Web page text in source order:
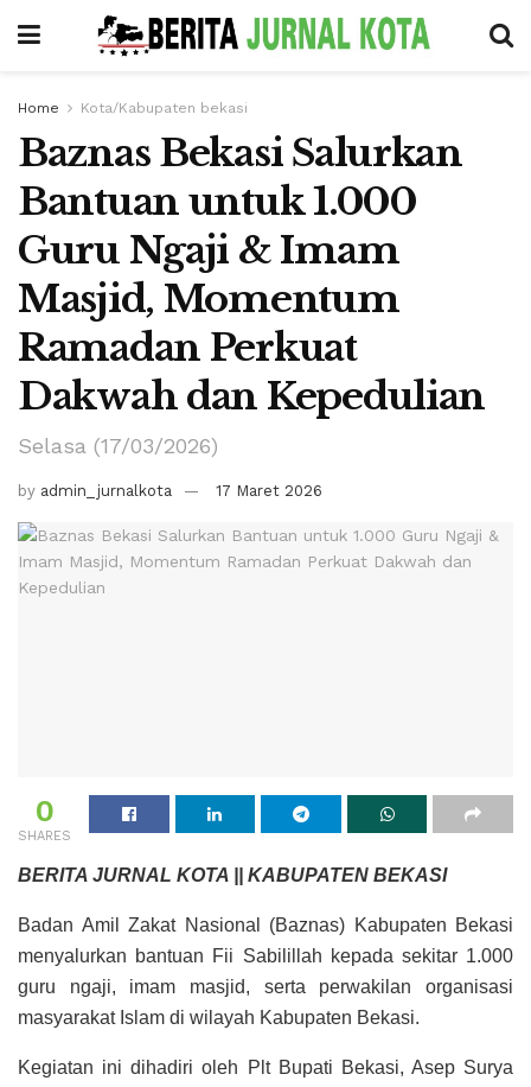
Home Kota/Kabupaten bekasi
Baznas Bekasi Salurkan
Bantuan untuk 1.000
Guru Ngaji & Imam
Masjid, Momentum
Ramadan Perkuat
Dakwah dan Kepedulian
Selasa (17/03/2026)
by admin_jurnalkota 17 Maret 2026
0
SHARES
BERITA JURNAL KOTA || KABUPATEN BEKASI
Badan Amil Zakat Nasional
(Baznas) Kabupaten Bekasi
menyalurkan bantuan Fii Sabilillah kepada sekitar 1.000
guru ngaji, imam masjid, serta perwakilan organisasi
masyarakat Islam di wilayah Kabupaten Bekasi.
Kegiatan ini dihadiri oleh Plt Bupati Bekasi, Asep Surya